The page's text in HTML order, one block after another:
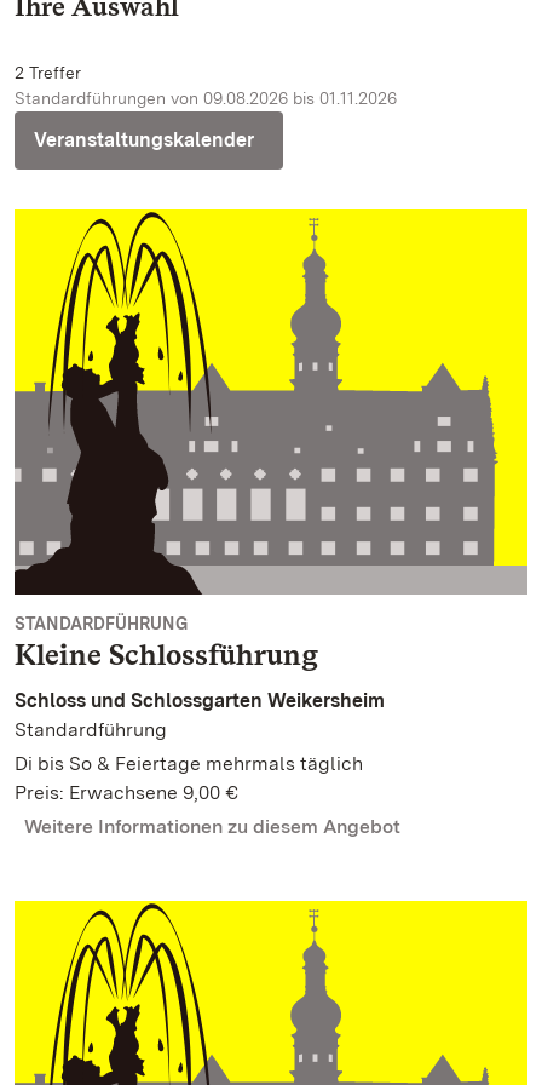
2 Treffer
Standardführungen von 09.08.2026 bis 01.11.2026
Veranstaltungskalender
STANDARDFÜHRUNG
Kleine Schlossführung
Schloss und Schlossgarten Weikersheim
Standardführung
Di bis So & Feiertage mehrmals täglich
Preis: Erwachsene 9,00 €
Weitere Informationen zu diesem Angebot